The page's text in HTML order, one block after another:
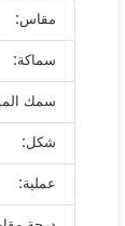
مقاس:
سماكة:
سمك
شكل:
عملية: